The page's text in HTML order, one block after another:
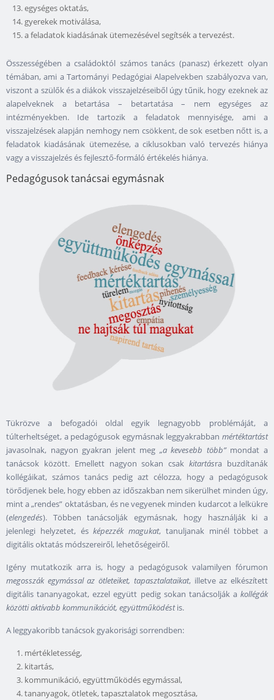
egységes oktatás,
gyerekek motiválása,
a feladatok kiadásának ütemezésével segítsék a tervezést.
Összességében a családoktól számos tanács (panasz) érkezett olyan
témában, ami a Tartományi Pedagógiai Alapelvekben szabályozva van,
viszont a szülők és a diákok visszajelzéseiből úgy tűnik, hogy ezeknek az
alapelveknek a betartása – betartatása – nem egységes az
intézményekben. Ide tartozik a feladatok mennyisége, ami a
visszajelzések alapján nemhogy nem csökkent, de sok esetben nőtt is, a
feladatok kiadásának ütemezése, a ciklusokban való tervezés hiánya
vagy a visszajelzés és fejlesztő-formáló értékelés hiánya.
Pedagógusok tanácsai egymásnak
Tükrözve a befogadói oldal egyik legnagyobb problémáját, a
túlterheltséget, a pedagógusok egymásnak leggyakrabban mértéktartást
javasolnak, nagyon gyakran jelent meg „a kevesebb több”mondat a
tanácsok között. Emellett nagyon sokan csakkitartásra buzdítanák
kollégáikat, számos tanács pedig azt célozza, hogy a pedagógusok
törődjenek bele, hogy ebben az időszakban nem sikerülhet minden úgy,
mint a „rendes” oktatásban, és ne vegyenek minden kudarcot a lelkükre
(elengedés). Többen tanácsolják egymásnak, hogy használják ki a
jelenlegi helyzetet, ésképezzék magukat, tanuljanak minél többet a
digitális oktatás módszereiről, lehetőségeiről.
Igény mutatkozik arra is, hogy a pedagógusok valamilyen fórumon
megosszák egymással az ötleteiket, tapasztalataikat, illetve az elkészített
digitális tananyagokat, ezzel együtt pedig sokan tanácsolják a kollégák
közötti aktívabb kommunikációt, együttműködéstis.
A leggyakoribb tanácsok gyakorisági sorrendben:
mértékletesség,
kitartás,
kommunikáció, együttműködés egymással,
tananyagok, ötletek, tapasztalatok megosztása,